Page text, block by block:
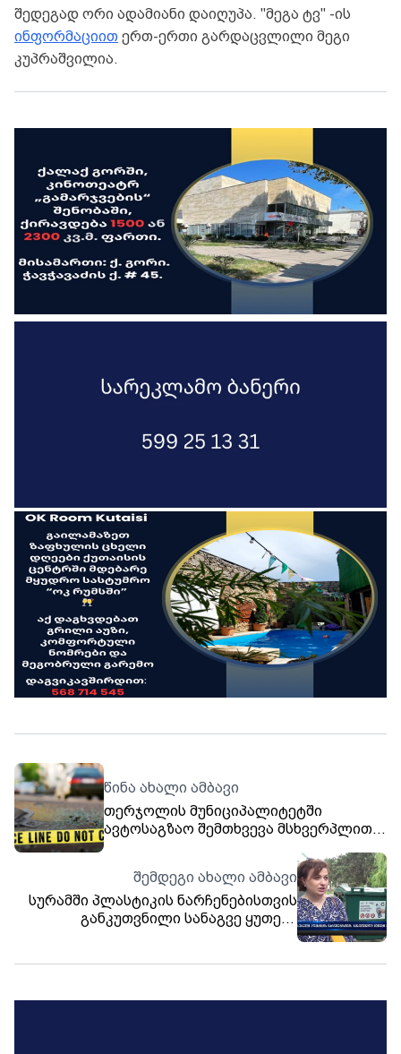
შედეგად ორი ადამიანი დაიღუპა. "მეგა ტვ" -ის
ინფორმაციით ერთ-ერთი გარდაცვლილი მეგი
კუპრაშვილია.
წინა ახალი ამბავი
თერჯოლის მუნიციპალიტეტში
ავტოსაგზაო შემთხვევა მსხვერპლით
შემდეგი ახალი ამბავი
სურამში პლასტიკის ნარჩენებისთვის
განკუთვნილი სანაგვე ყუთები